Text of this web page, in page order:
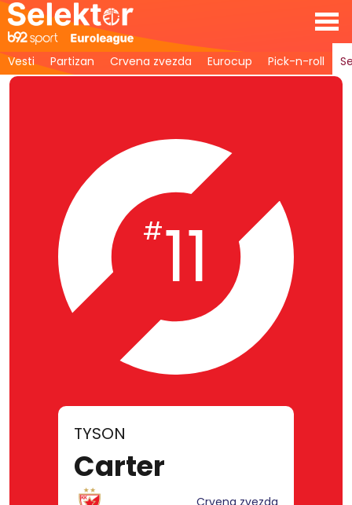
Vesti Partizan Crvena zvezda Eurocup Pick-n-roll
TYSON
Carter
#11